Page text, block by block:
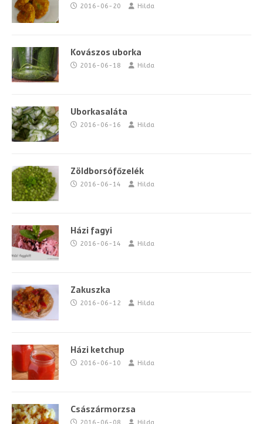
2016-06-20 Hilda
Kovászos uborka
2016-06-18 Hilda
Uborkasaláta
2016-06-16 Hilda
Zöldborsófőzelék
2016-06-14 Hilda
Házi fagyi
2016-06-14 Hilda
Zakuszka
2016-06-12 Hilda
Házi ketchup
2016-06-10 Hilda
Császármorzsa
2016-06-08 Hilda